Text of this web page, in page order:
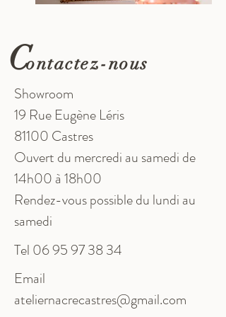
Contactez-nous
Showroom
19 Rue Eugène Léris
81100 Castres
Ouvert du mercredi au samedi de
14h00 à 18h00
Rendez-vous possible du lundi au
samedi
Tel 06 95 97 38 34
Email
ateliernacrecastres@gmail.com